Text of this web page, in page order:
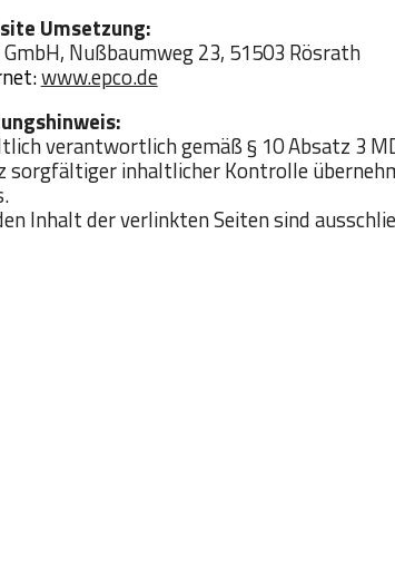
Umsetzung:
GmbH, Nußbaumweg 23, 51503 Rösrath
www.epco.de
verantwortlich gemäß § 10 Absatz 3
sorgfältiger inhaltlicher Kontrolle
Inhalt der verlinkten Seiten sind